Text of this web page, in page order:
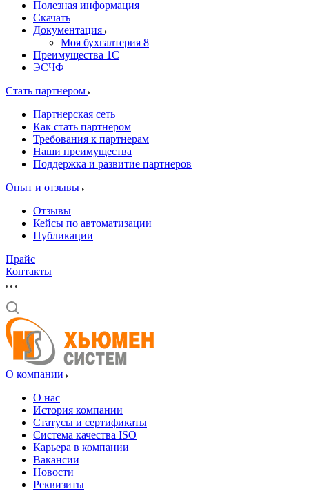
Полезная информация
Скачать
Документация
Моя бухгалтерия 8
Преимущества 1С
ЭСЧФ
Стать партнером
Партнерская сеть
Как стать партнером
Требования к партнерам
Наши преимущества
Поддержка и развитие партнеров
Опыт и отзывы
Отзывы
Кейсы по автоматизации
Публикации
Прайс
Контакты
О компании
О нас
История компании
Статусы и сертификаты
Система качества ISO
Карьера в компании
Вакансии
Новости
Реквизиты